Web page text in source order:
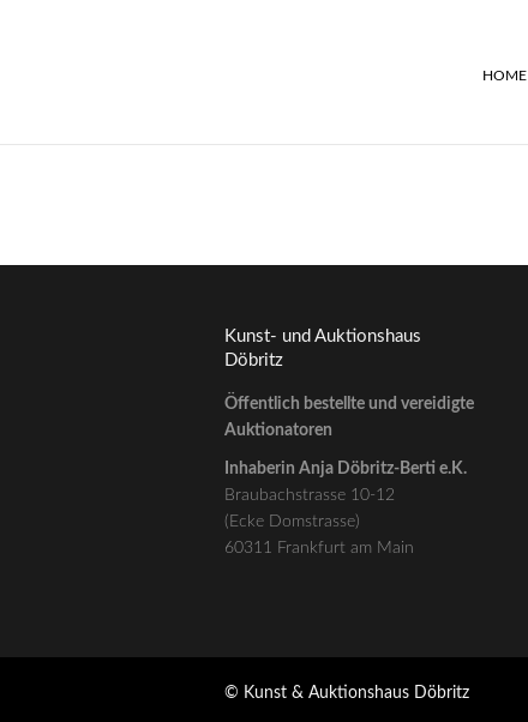
HOME
Kunst- und Auktionshaus
Döbritz
Öffentlich bestellte und vereidigte
Auktionatoren
Inhaberin Anja Döbritz-Berti e.K.
Braubachstrasse 10-12
(Ecke Domstrasse)
60311 Frankfurt am Main
© Kunst & Auktionshaus Döbritz